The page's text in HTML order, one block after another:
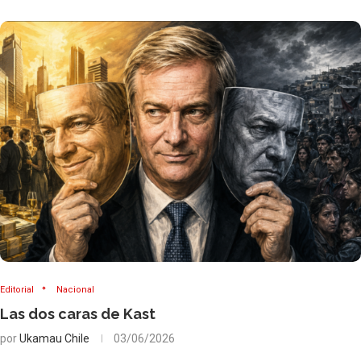
Editorial Nacional
Las dos caras de Kast
porUkamau Chile 03/06/2026